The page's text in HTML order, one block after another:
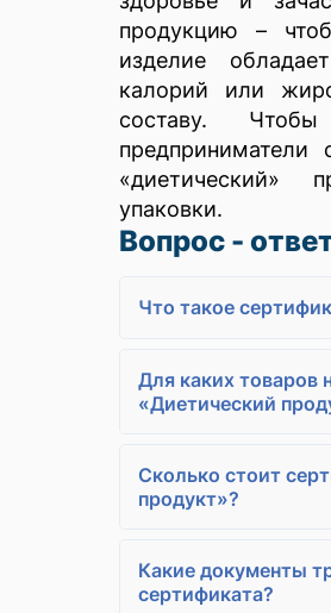
продукцию –
изделие
калорий или
составу.
предприниматели
«диетический»
упаковки.
Вопрос -
Что такое
Для каких товаров
«Диетический
Сколько стоит
продукт»?
Какие документы
сертификата?